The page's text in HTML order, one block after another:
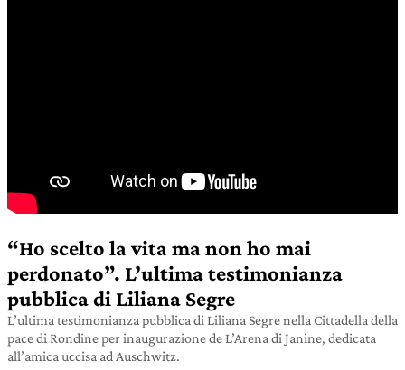
“Ho scelto la vita ma non ho mai
perdonato”. L’ultima testimonianza
pubblica di Liliana Segre
L’ultima testimonianza pubblica di Liliana Segre nella Cittadella della
pace di Rondine per inaugurazione de L’Arena di Janine, dedicata
all’amica uccisa ad Auschwitz.